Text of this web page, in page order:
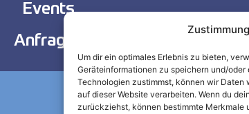
Um dir ein optimales Erlebnis zu bieten,
Geräteinformationen zu speichern und/oder
Technologien zustimmst, können wir
auf dieser Website verarbeiten. Wenn du
zurückziehst, können bestimmte
Events
Anfrage